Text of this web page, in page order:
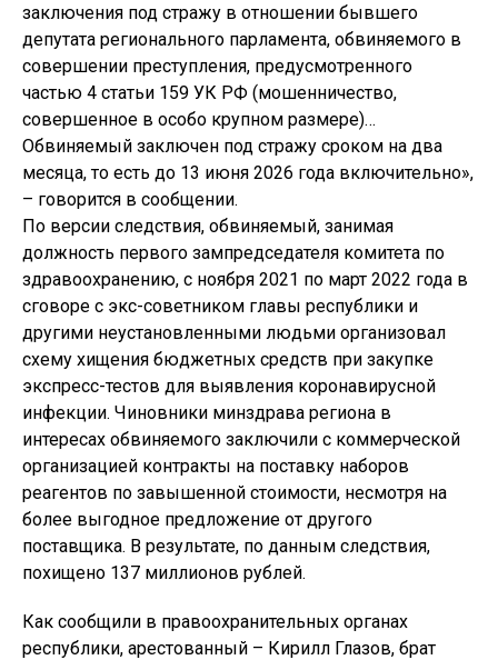
заключения под стражу в отношении бывшего
депутата регионального парламента, обвиняемого в
совершении преступления, предусмотренного
частью 4 статьи 159 УК РФ (мошенничество,
совершенное в особо крупном размере)…
Обвиняемый заключен под стражу сроком на два
месяца, то есть до 13 июня 2026 года включительно»,
– говорится в сообщении.
По версии следствия, обвиняемый, занимая
должность первого зампредседателя комитета по
здравоохранению, с ноября 2021 по март 2022 года в
сговоре с экс-советником главы республики и
другими неустановленными людьми организовал
схему хищения бюджетных средств при закупке
экспресс-тестов для выявления коронавирусной
инфекции. Чиновники минздрава региона в
интересах обвиняемого заключили с коммерческой
организацией контракты на поставку наборов
реагентов по завышенной стоимости, несмотря на
более выгодное предложение от другого
поставщика. В результате, по данным следствия,
похищено 137 миллионов рублей.
Как сообщили в правоохранительных органах
республики, арестованный – Кирилл Глазов, брат